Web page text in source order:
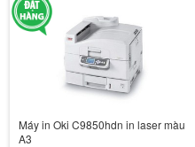
Máy in Oki C9850hdn in laser màu
A3